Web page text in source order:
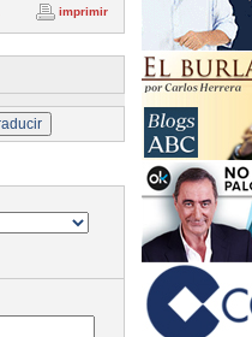
imprimir